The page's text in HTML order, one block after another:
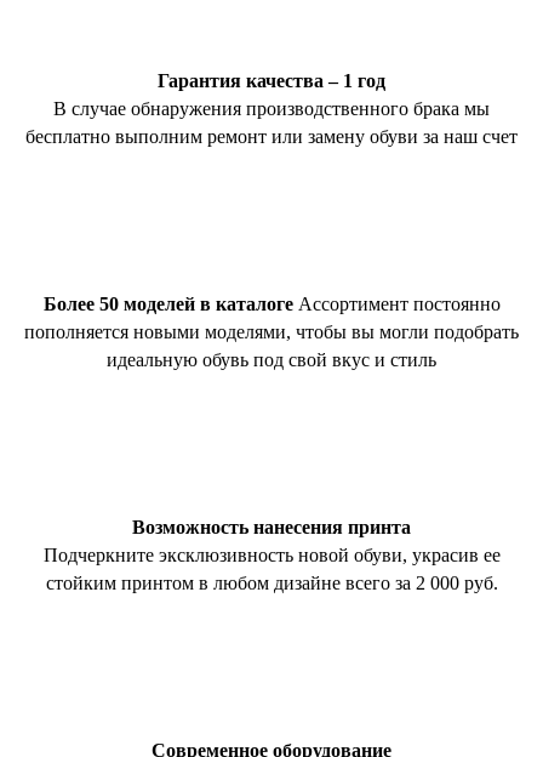
Гарантия качества – 1 год
В случае обнаружения производственного брака мы
бесплатно выполним ремонт или замену обуви за наш счет
Более 50 моделей в каталоге Ассортимент постоянно
пополняется новыми моделями, чтобы вы могли подобрать
идеальную обувь под свой вкус и стиль
Возможность нанесения принта
Подчеркните эксклюзивность новой обуви, украсив ее
стойким принтом в любом дизайне всего за 2 000 руб.
Современное оборудование